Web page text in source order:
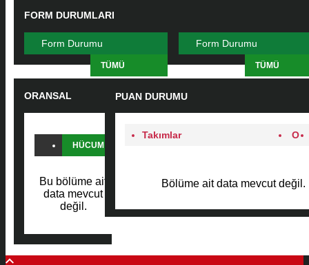
FORM DURUMLARI
Form Durumu
TÜMÜ
Form Durumu
TÜMÜ
ORANSAL
HÜCUM
PAS
FAUL
Bu bölüme ait
data mevcut
değil.
PUAN DURUMU
Takımlar O
Bölüme ait data mevcut değil.